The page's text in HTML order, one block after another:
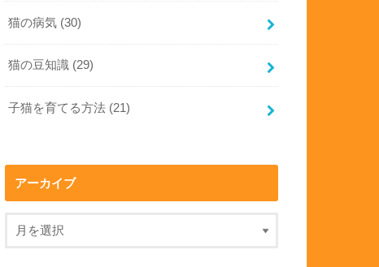
猫の病気 (30)
猫の豆知識 (29)
子猫を育てる方法 (21)
アーカイブ